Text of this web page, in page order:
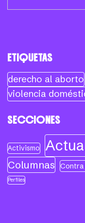
ETIQUETAS
derecho al aborto
violencia
SECCIONES
Activismo
Columnas
Perfiles